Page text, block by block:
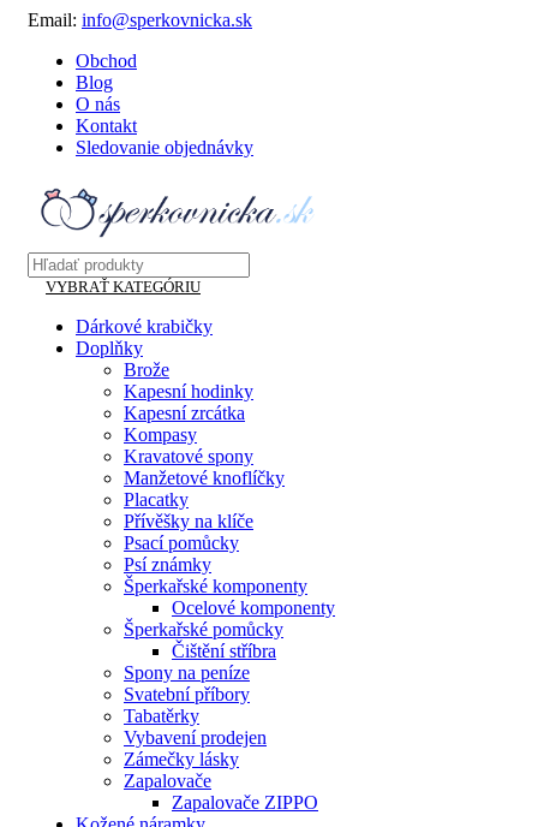
Email: info@sperkovnicka.sk
Obchod
Blog
O nás
Kontakt
Sledovanie objednávky
VYBRAŤ KATEGÓRIU
Dárkové krabičky
Doplňky
Brože
Kapesní hodinky
Kapesní zrcátka
Kompasy
Kravatové spony
Manžetové knoflíčky
Placatky
Přívěšky na klíče
Psací pomůcky
Psí známky
Šperkařské komponenty
Ocelové komponenty
Šperkařské pomůcky
Čištění stříbra
Spony na peníze
Svatební příbory
Tabatěrky
Vybavení prodejen
Zámečky lásky
Zapalovače
Zapalovače ZIPPO